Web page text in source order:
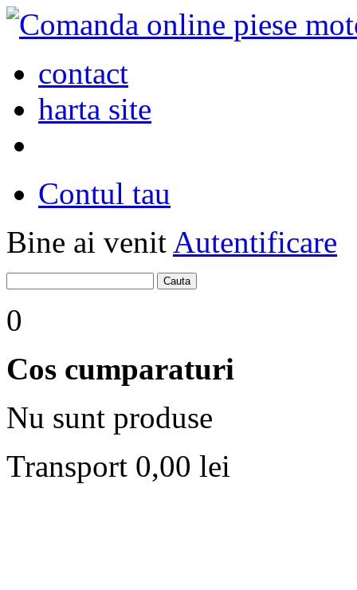
contact
harta site
Contul tau
Bine ai venit Autentificare
0
Cos cumparaturi
Nu sunt produse
Transport 0,00 lei